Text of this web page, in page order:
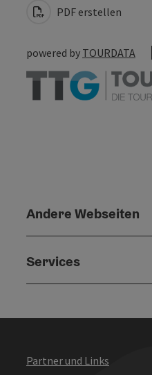
PDF erstellen
powered by TOURDATA
Andere Webseiten
Services
Partner und Links